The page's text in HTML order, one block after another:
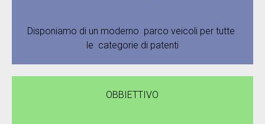
Disponiamo di un moderno parco veicoli per tutte
le categorie di patenti
OBBIETTIVO